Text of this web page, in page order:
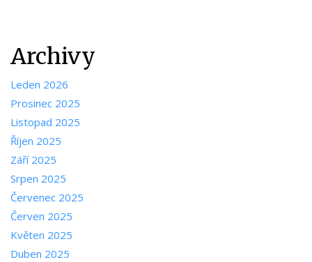
Archivy
Leden 2026
Prosinec 2025
Listopad 2025
Říjen 2025
Září 2025
Srpen 2025
Červenec 2025
Červen 2025
Květen 2025
Duben 2025